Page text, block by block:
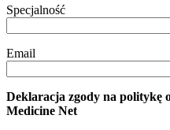
Specjalność
Email
Deklaracja zgody na politykę
Medicine Net